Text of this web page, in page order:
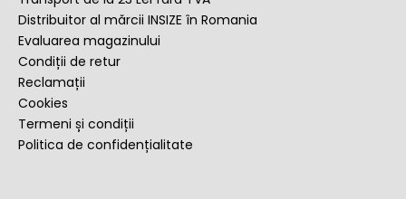
Distribuitor al mărcii INSIZE în Romania
Evaluarea magazinului
Condiții de retur
Reclamații
Cookies
Termeni și condiții
Politica de confidențialitate